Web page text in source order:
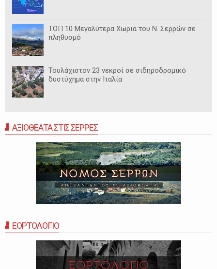
ΤΟΠ 10 Μεγαλύτερα Χωριά του Ν. Σερρών σε
πληθυσμό
Τουλάχιστον 23 νεκροί σε σιδηροδρομικό
δυστύχημα στην Ιταλία
ΑΞΙΟΘΕΑΤΑ ΣΤΙΣ ΣΕΡΡΕΣ
ΕΟΡΤΟΛΟΓΙΟ